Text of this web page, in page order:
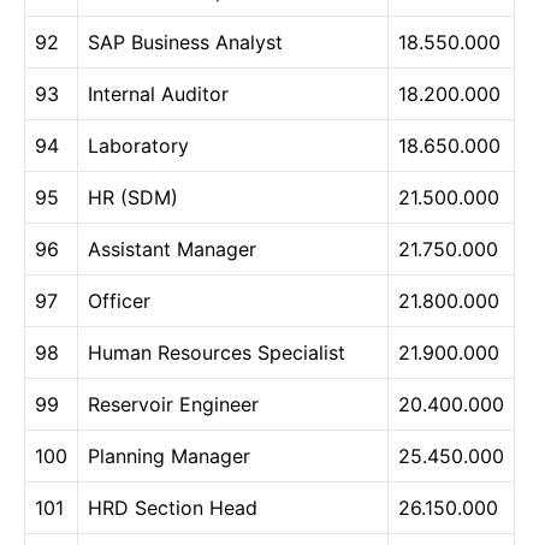
92 SAP Business Analyst 18.550.000
93 Internal Auditor 18.200.000
94 Laboratory 18.650.000
95 HR (SDM) 21.500.000
96 Assistant Manager 21.750.000
97 Officer 21.800.000
98 Human Resources Specialist 21.900.000
99 Reservoir Engineer 20.400.000
100 Planning Manager 25.450.000
101 HRD Section Head 26.150.000